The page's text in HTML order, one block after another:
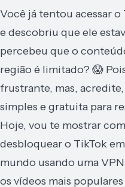
Você já tentou acessar
e descobriu que ele
percebeu que o
região é limitado? 😱
frustrante, mas,
simples e gratuita para
Hoje, vou te mostrar
desbloquear o TikTok
mundo usando uma
os vídeos mais